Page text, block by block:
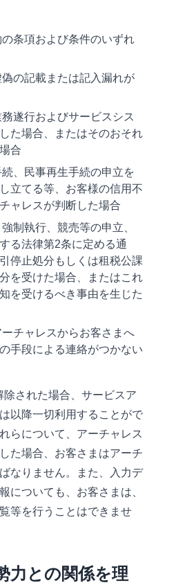
条項および条件のいずれ
の記載または記入漏れが
遂行およびサービスシス
た場合、またはそのおそれ
合
、民事再生手続の申立を
立てる等、お客様の信用不
ャレスが判断した場合
制執行、競売等の申立、
る法律第2条に定める通
停止処分もしくは租税公課
を受けた場合、またはこれ
を受けるべき事由を生じた
チャレスからお客さまへ
手段による連絡がつかない
除された場合、サービスア
以降一切利用することがで
らについて、アーチャレス
た場合、お客さまはアーチ
なりません。また、入力デ
についても、お客さまは、
等を行うことはできませ
力との関係を理